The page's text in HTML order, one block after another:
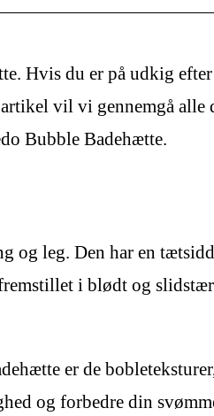
Hvis du er på udkig
vil vi gennemgå alle
Bubble Badehætte.
og leg. Den har en
i blødt og
er de
og forbedre din